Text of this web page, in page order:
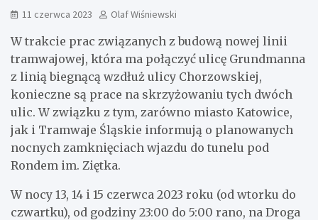
11 czerwca 2023 Olaf Wiśniewski
W trakcie prac związanych z budową nowej linii
tramwajowej, która ma połączyć ulicę Grundmanna
z linią biegnącą wzdłuż ulicy Chorzowskiej,
konieczne są prace na skrzyżowaniu tych dwóch
ulic. W związku z tym, zarówno miasto Katowice,
jak i Tramwaje Śląskie informują o planowanych
nocnych zamknięciach wjazdu do tunelu pod
Rondem im. Ziętka.
W nocy 13, 14 i 15 czerwca 2023 roku (od wtorku do
czwartku), od godziny 23:00 do 5:00 rano, na Droga